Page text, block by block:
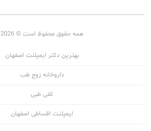
داروخانه زوج طب
کفی طبی
ایمپلنت اقساطی اصفهان
خدمات پرستاری در منزل غرب تهران
دکتر قلب شاهرود
عطر شنل کوکو مادمازل